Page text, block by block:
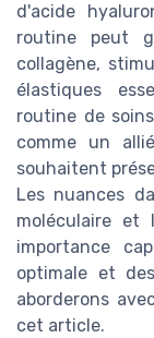
d'acide
routine peut
collagène,
élastiques
routine de
comme un
souhaitent
Les nuances
moléculaire et
importance
optimale et
aborderons
cet article.